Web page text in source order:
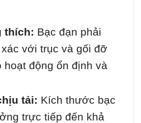
thích: Bạc đạn phải
với trục và gối đỡ
hoạt động ổn định và
tải: Kích thước bạc
trực tiếp đến khả